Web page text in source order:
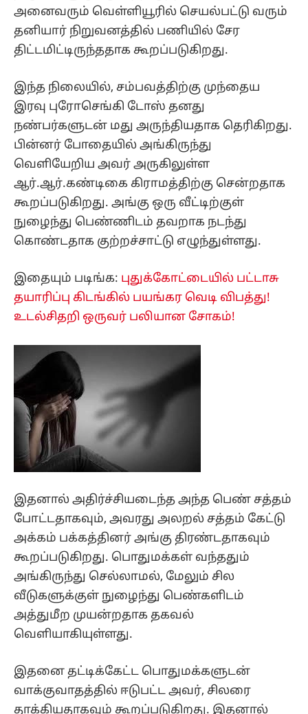
அனைவரும் வெள்ளியூரில் செயல்பட்டு வரும்
தனியார் நிறுவனத்தில் பணியில் சேர
திட்டமிட்டிருந்ததாக கூறப்படுகிறது.
இந்த நிலையில், சம்பவத்திற்கு முந்தைய
இரவு புரோசெங்கி டோஸ் தனது
நண்பர்களுடன் மது அருந்தியதாக தெரிகிறது.
பின்னர் போதையில் அங்கிருந்து
வெளியேறிய அவர் அருகிலுள்ள
ஆர்.ஆர்.கண்டிகை கிராமத்திற்கு சென்றதாக
கூறப்படுகிறது. அங்கு ஒரு வீட்டிற்குள்
நுழைந்து பெண்ணிடம் தவறாக நடந்து
கொண்டதாக குற்றச்சாட்டு எழுந்துள்ளது.
இதையும் படிங்க: புதுக்கோட்டையில் பட்டாசு
தயாரிப்பு கிடங்கில் பயங்கர வெடி விபத்து!
உடல்சிதறி ஒருவர் பலியான சோகம்!
இதனால் அதிர்ச்சியடைந்த அந்த பெண் சத்தம்
போட்டதாகவும், அவரது அலறல் சத்தம் கேட்டு
அக்கம் பக்கத்தினர் அங்கு திரண்டதாகவும்
கூறப்படுகிறது. பொதுமக்கள் வந்ததும்
அங்கிருந்து செல்லாமல், மேலும் சில
வீடுகளுக்குள் நுழைந்து பெண்களிடம்
அத்துமீற முயன்றதாக தகவல்
வெளியாகியுள்ளது.
இதனை தட்டிக்கேட்ட பொதுமக்களுடன்
வாக்குவாதத்தில் ஈடுபட்ட அவர், சிலரை
தாக்கியதாகவும் கூறப்படுகிறது. இதனால்